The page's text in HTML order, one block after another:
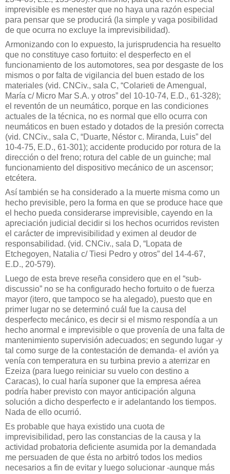
imprevisible es menester que no haya una razón especial
para pensar que se producirá (la simple y vaga posibilidad
de que ocurra no excluye la imprevisibilidad).
Armonizando con lo expuesto, la jurisprudencia ha resuelto
que no constituye caso fortuito: el desperfecto en el
funcionamiento de los automotores, sea por desgaste de los
mismos o por falta de vigilancia del buen estado de los
materiales (vid. CNCiv., sala C, “Colarieti de Amengual,
María c/ Micro Mar S.A. y otros” del 10-10-74, E.D., 61-328);
el reventón de un neumático, porque en las condiciones
actuales de la técnica, no es normal que ello ocurra con
neumáticos en buen estado y dotados de la presión correcta
(vid. CNCiv., sala C, “Duarte, Néstor c. Miranda, Luis” del
10-4-75, E.D., 61-301); accidente producido por rotura de la
dirección o del freno; rotura del cable de un guinche; mal
funcionamiento del dispositivo mecánico de un ascensor;
etcétera.
Así también se ha considerado a la muerte misma como un
hecho previsible, pero la forma en que se produce hace que
el hecho pueda considerarse imprevisible, cayendo en la
apreciación judicial decidir si los hechos ocurridos revisten
el carácter de imprevisibilidad y eximen al deudor de
responsabilidad. (vid. CNCiv., sala D, “Lopata de
Etchegoyen, Natalia c/ Tiesi Pedro y otros” del 14-4-67,
E.D., 20-579).
Luego de esta breve reseña considero que en el “sub-
discussio” no se ha configurado hecho fortuito o de fuerza
mayor (itero, que tampoco se ha alegado), puesto que en
primer lugar no se determinó cuál fue la causa del
desperfecto mecánico, es decir si el mismo respondía a un
hecho anormal e imprevisible o que provenía de una falta de
mantenimiento supervisión adecuados; en segundo lugar -y
tal como surge de la contestación de demanda- el avión ya
venía con temperatura en su turbina previo a aterrizar en
Ezeiza (para luego reiniciar su vuelo con destino a
Caracas), lo cual haría suponer que la empresa aérea
podría haber previsto con mayor anticipación alguna
solución a dicho desperfecto e ir adelantando los tiempos.
Nada de ello ocurrió.
Es probable que haya existido una cuota de
imprevisibilidad, pero las constancias de la causa y la
actividad probatoria deficiente asumida por la demandada
me persuaden de que ésta no arbitró todos los medios
necesarios a fin de evitar y luego solucionar -aunque más